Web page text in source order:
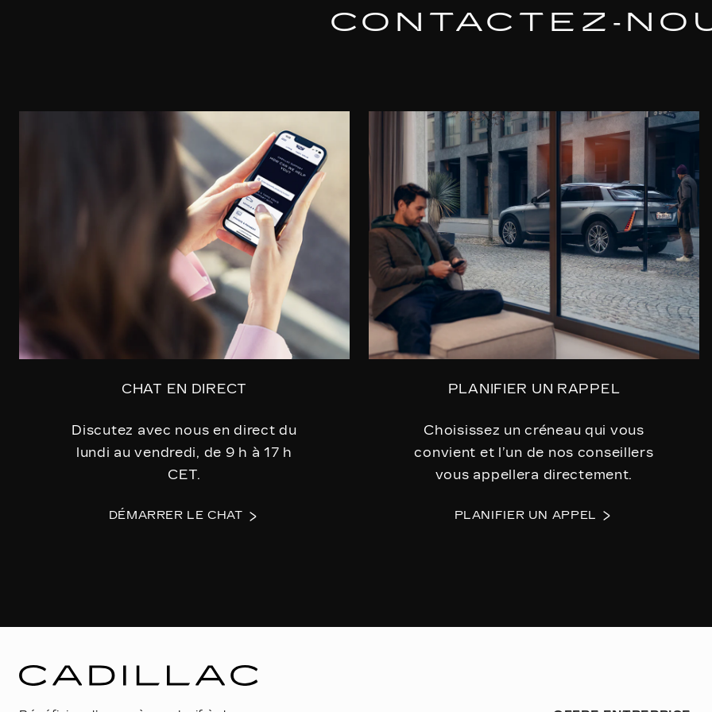
CHAT EN DIRECT
Discutez avec nous en direct du
lundi au vendredi, de 9 h à 17 h
CET.
DÉMARRER LE CHAT
PLANIFIER UN RAPPEL
Choisissez un créneau qui vous
convient et l’un de nos conseillers
vous appellera directement.
PLANIFIER UN APPEL